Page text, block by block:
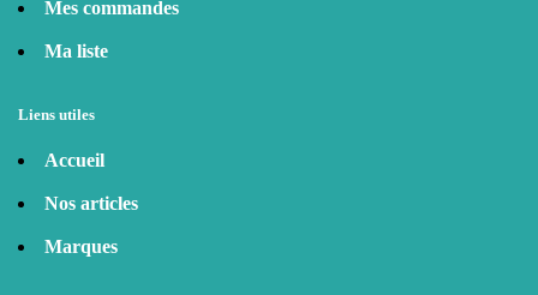
Mes commandes
Ma liste
Liens utiles
Accueil
Nos articles
Marques